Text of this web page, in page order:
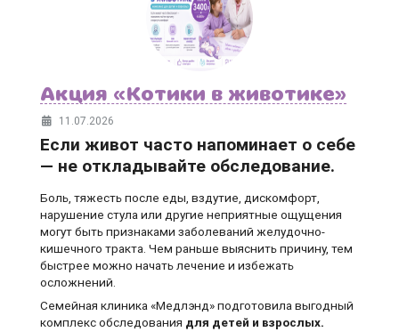
Акция «Котики в животике»
11.07.2026
Если живот часто напоминает о себе
— не откладывайте обследование.
Боль, тяжесть после еды, вздутие, дискомфорт,
нарушение стула или другие неприятные ощущения
могут быть признаками заболеваний желудочно-
кишечного тракта. Чем раньше выяснить причину, тем
быстрее можно начать лечение и избежать
осложнений.
Семейная клиника «Медлэнд» подготовила выгодный
комплекс обследования для детей и взрослых.